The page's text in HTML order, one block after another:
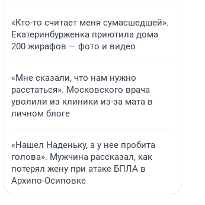
«Кто-то считает меня сумасшедшей».
Екатеринбурженка приютила дома
200 жирафов — фото и видео
«Мне сказали, что нам нужно
расстаться». Московского врача
уволили из клиники из-за мата в
личном блоге
«Нашел Наденьку, а у нее пробита
голова». Мужчина рассказал, как
потерял жену при атаке БПЛА в
Архипо-Осиповке